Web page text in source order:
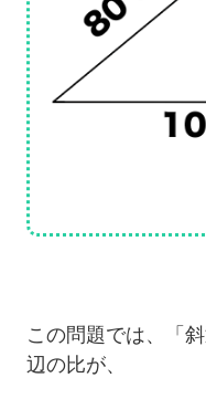
この問題では、「
辺の比が、